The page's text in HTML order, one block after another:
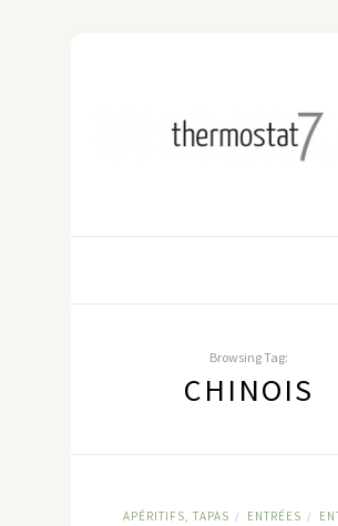
Browsing Tag:
CHINOIS
APÉRITIFS, TAPAS / ENTRÉES /